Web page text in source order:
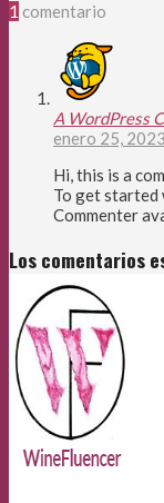
1 comentario
A WordPress
enero 25,
Hi, this is a
To get started
Commenter
Los comentarios